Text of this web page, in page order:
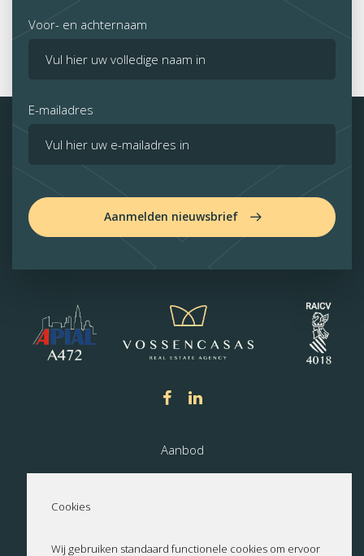
Voor- en achternaam
E-mailadres
Aanmelden nieuwsbrief
Aanbod
Cookies
Wij gebruiken standaard functionele cookies om ervoor